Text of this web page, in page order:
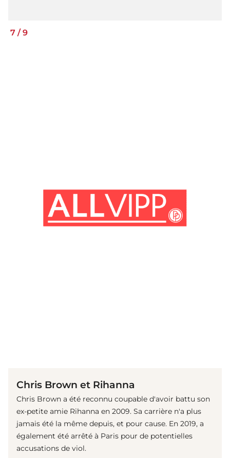
7 /9
Chris Brown et Rihanna
Chris Brown a été reconnu coupable d'avoir battu son
ex-petite amie Rihanna en 2009. Sa carrière n'a plus
jamais été la même depuis, et pour cause. En 2019, a
également été arrêté à Paris pour de potentielles
accusations de viol.